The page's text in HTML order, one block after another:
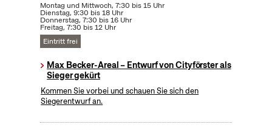
Montag und Mittwoch, 7:30 bis 15 Uhr
Dienstag, 9:30 bis 18 Uhr
Donnerstag, 7:30 bis 16 Uhr
Freitag, 7:30 bis 12 Uhr
Eintritt frei
Max Becker-Areal – Entwurf von Cityförster als
Sieger gekürt
Kommen Sie vorbei und schauen Sie sich den
Siegerentwurf an.